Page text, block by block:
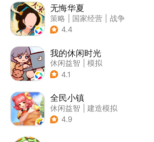
无悔华夏
策略 国家经营
战争
| 中国风
4.4
我的休闲时光
休闲益智
模拟
4.1
全民小镇
休闲益智
建造模拟
| 卡通
4.9